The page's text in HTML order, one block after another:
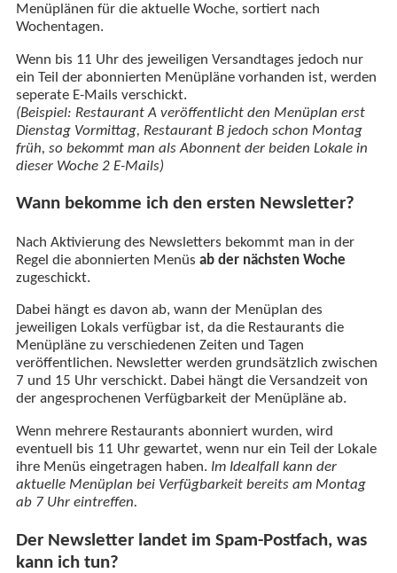
Menüplänen für die aktuelle Woche, sortiert nach
Wochentagen.
Wenn bis 11 Uhr des jeweiligen Versandtages jedoch nur
ein Teil der abonnierten Menüpläne vorhanden ist, werden
seperate E-Mails verschickt.
(Beispiel: Restaurant A veröffentlicht den Menüplan erst
Dienstag Vormittag, Restaurant B jedoch schon Montag
früh, so bekommt man als Abonnent der beiden Lokale in
dieser Woche 2 E-Mails)
Wann bekomme ich den ersten Newsletter?
Nach Aktivierung des Newsletters bekommt man in der
Regel die abonnierten Menüs ab der nächsten Woche
zugeschickt.
Dabei hängt es davon ab, wann der Menüplan des
jeweiligen Lokals verfügbar ist, da die Restaurants die
Menüpläne zu verschiedenen Zeiten und Tagen
veröffentlichen. Newsletter werden grundsätzlich zwischen
7 und 15 Uhr verschickt. Dabei hängt die Versandzeit von
der angesprochenen Verfügbarkeit der Menüpläne ab.
Wenn mehrere Restaurants abonniert wurden, wird
eventuell bis 11 Uhr gewartet, wenn nur ein Teil der Lokale
ihre Menüs eingetragen haben. Im Idealfall kann der
aktuelle Menüplan bei Verfügbarkeit bereits am Montag
ab 7 Uhr eintreffen.
Der Newsletter landet im Spam-Postfach, was
kann ich tun?